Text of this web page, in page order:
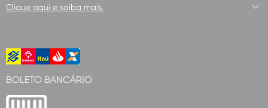
Clique aqui e saiba mais.
BOLETO BANCÁRIO